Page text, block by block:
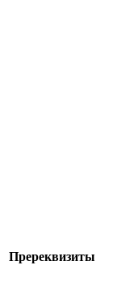
Пререквизиты